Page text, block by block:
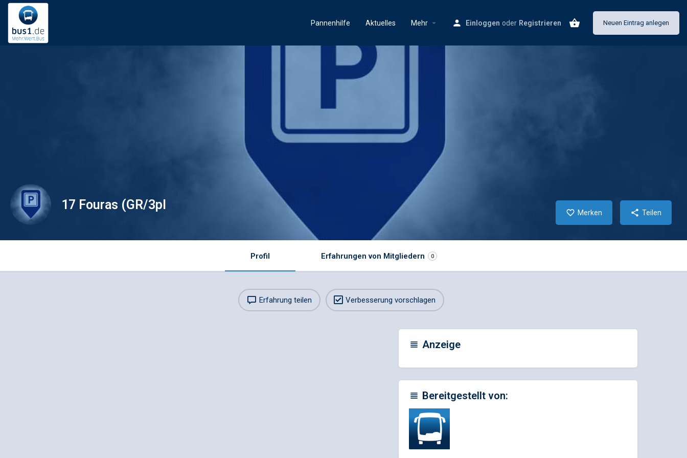
Pannenhilfe Aktuelles Mehr Einloggen oder Registrieren Neuen Eintrag anlegen
17 Fouras (GR/3pl
Merken Teilen
Profil Erfahrungen von Mitgliedern 0
Erfahrung teilen Verbesserung vorschlagen
Anzeige
Bereitgestellt von: